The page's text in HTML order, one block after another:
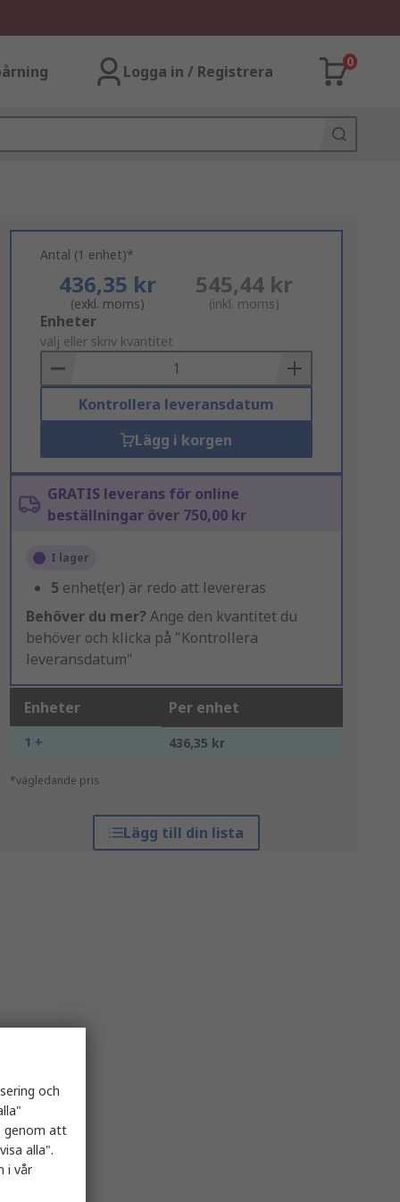
Logga in / Registrera
0
Antal (1 enhet)*
436,35 kr
(exkl. moms)
545,44 kr
(inkl. moms)
Add
to
Basket
Enheter
välj eller skriv kvantitet
Kontrollera leveransdatum
Lägg i korgen
GRATIS leverans för online
beställningar över 750,00 kr
I lager
5 enhet(er) är redo att levereras
Behöver du mer? Ange den kvantitet du
behöver och klicka på "Kontrollera
leveransdatum"
Enheter Per enhet
1 + 436,35 kr
*vägledande pris
Lägg till din lista
och
genom att
alla".
i vår